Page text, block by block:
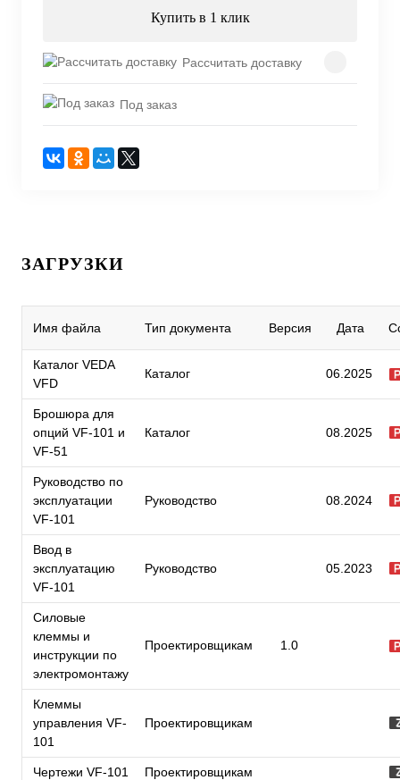
Купить в 1 клик
Рассчитать доставку
Под заказ
ЗАГРУЗКИ
Имя файла Тип документа Версия Дата
Каталог VEDA
VFD
Каталог 06.2025
Брошюра для
опций VF-101 и
VF-51
Каталог 08.2025
Руководство по
эксплуатации
VF-101
Руководство 08.2024
Ввод в
эксплуатацию
VF-101
Руководство 05.2023
Силовые
клеммы и
инструкции по
электромонтажу
Проектировщикам 1.0
Клеммы
управления VF-
101
Проектировщикам
Чертежи VF-101 Проектировщикам